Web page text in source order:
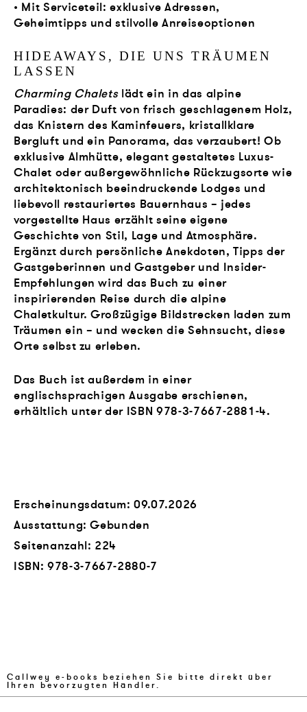
• Mit Serviceteil: exklusive Adressen,
Geheimtipps und stilvolle Anreiseoptionen
HIDEAWAYS, DIE UNS TRÄUMEN
LASSEN
Charming Chaletslädt ein in das alpine
Paradies: der Duft von frisch geschlagenem Holz,
das Knistern des Kaminfeuers, kristallklare
Bergluft und ein Panorama, das verzaubert! Ob
exklusive Almhütte, elegant gestaltetes Luxus-
Chalet oder außergewöhnliche Rückzugsorte wie
architektonisch beeindruckende Lodges und
liebevoll restauriertes Bauernhaus – jedes
vorgestellte Haus erzählt seine eigene
Geschichte von Stil, Lage und Atmosphäre.
Ergänzt durch persönliche Anekdoten, Tipps der
Gastgeberinnen und Gastgeber und Insider-
Empfehlungen wird das Buch zu einer
inspirierenden Reise durch die alpine
Chaletkultur. Großzügige Bildstrecken laden zum
Träumen ein – und wecken die Sehnsucht, diese
Orte selbst zu erleben.
Das Buch ist außerdem in einer
englischsprachigen Ausgabe erschienen,
erhältlich unter der ISBN 978-3-7667-2881-4.
Erscheinungsdatum: 09.07.2026
Ausstattung: Gebunden
Seitenanzahl: 224
ISBN: 978-3-7667-2880-7
Callwey e-books beziehen Sie bitte direkt über
Ihren bevorzugten Händler.